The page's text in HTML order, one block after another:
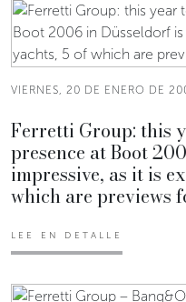
VIERNES, 20 DE ENERO DE
Ferretti Group: this
presence at Boot
impressive, as it is
which are previews
LEE EN DETALLE